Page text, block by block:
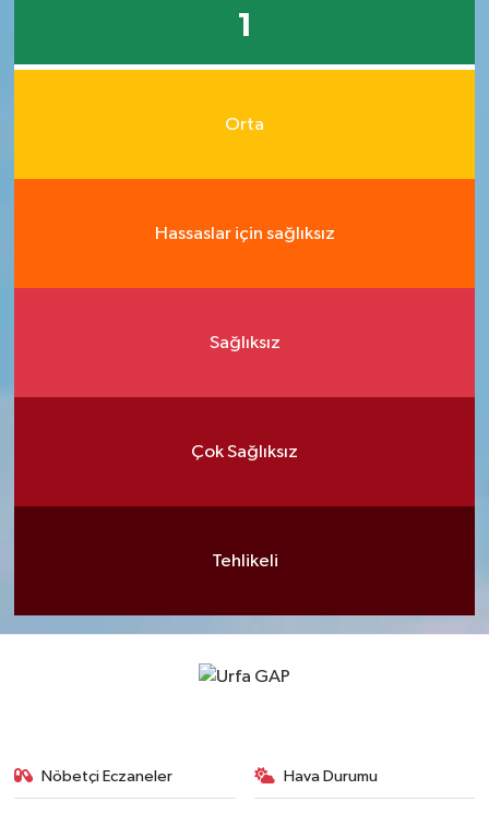
1
Orta
Hassaslar için sağlıksız
Sağlıksız
Çok Sağlıksız
Tehlikeli
Nöbetçi Eczaneler Hava Durumu